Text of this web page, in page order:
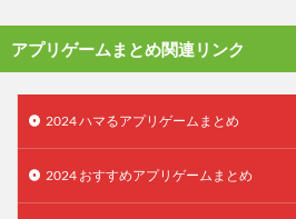
アプリゲームまとめ関連リンク
2024 ハマるアプリゲームまとめ
2024 おすすめアプリゲームまとめ